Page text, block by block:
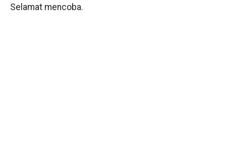
Selamat mencoba.